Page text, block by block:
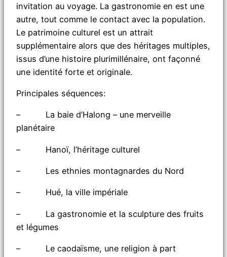
invitation au voyage. La gastronomie en est une
autre, tout comme le contact avec la population.
Le patrimoine culturel est un attrait
supplémentaire alors que des héritages multiples,
issus d’une histoire plurimillénaire, ont façonné
une identité forte et originale.
Principales séquences:
– La baie d’Halong – une merveille
planétaire
– Hanoï, l’héritage culturel
– Les ethnies montagnardes du Nord
– Hué, la ville impériale
– La gastronomie et la sculpture des fruits
et légumes
– Le caodaïsme, une religion à part